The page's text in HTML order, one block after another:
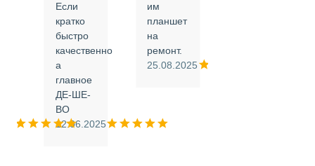
Если
кратко
быстро
качественно
а
главное
ДЕ-ШЕ-
ВО
12.06.2025
им
планшет
на
ремонт.
25.08.2025